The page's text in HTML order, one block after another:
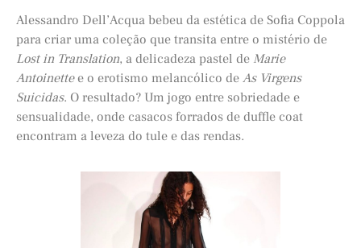
Alessandro Dell’Acqua bebeu da estética de Sofia Coppola
para criar uma coleção que transita entre o mistério de
Lost in Translation, a delicadeza pastel de Marie
Antoinettee o erotismo melancólico de As Virgens
Suicidas. O resultado? Um jogo entre sobriedade e
sensualidade, onde casacos forrados de duffle coat
encontram a leveza do tule e das rendas.